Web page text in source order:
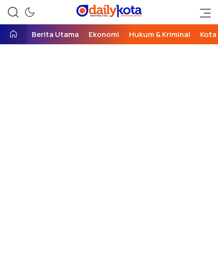
Daily Kota
exploring cities, embracing
Berita Utama Ekonomi Hukum & Kriminal Kota